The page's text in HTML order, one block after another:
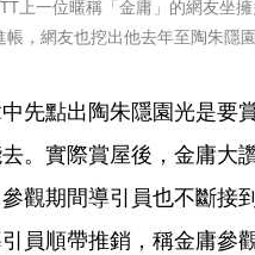
上一位暱稱「金庸」的網友坐
帳，網友也挖出他去年至陶朱隱
先點出陶朱隱園光是要
。實際賞屋後，金庸大
觀期間導引員也不斷接
員順帶推銷，稱金庸參